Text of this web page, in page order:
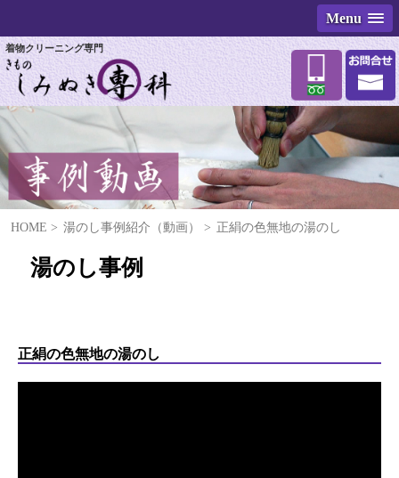
Menu
着物クリーニング専門
HOME 湯のし事例紹介（動画） 正絹の色無地の湯のし
湯のし事例
正絹の色無地の湯のし